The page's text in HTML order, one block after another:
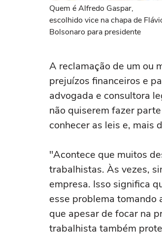
Quem é Alfredo Gaspar,
escolhido vice na chapa de
Bolsonaro para presidente
A reclamação de um ou
prejuízos financeiros e
advogada e consultora
não quiserem fazer
conhecer as leis e, mais
"Acontece que muitos
trabalhistas. Às vezes,
empresa. Isso significa
esse problema tomando
que apesar de focar na
trabalhista também